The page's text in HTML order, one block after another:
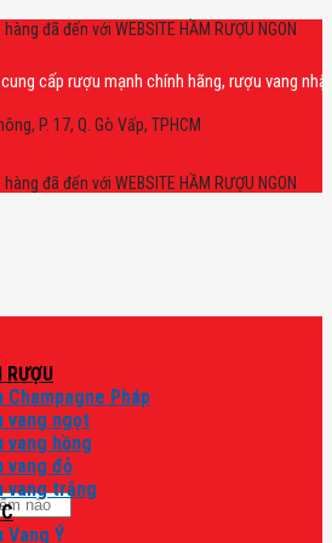
đã đến với WEBSITE HẦM RƯỢU NGON
rượu mạnh chính hãng, rượu vang nhập
P. 17, Q. Gò Vấp, TPHCM
đã đến với WEBSITE HẦM RƯỢU NGON
RƯỢU
Champagne Pháp
vang ngọt
vang hồng
vang đỏ
vang trắng
Vang Ý